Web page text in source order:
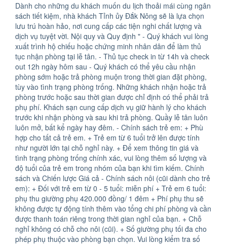
Dành cho những du khách muốn du lịch thoải mái cùng ngân
sách tiết kiệm, nhà khách Tỉnh ủy Đắk Nông sẽ là lựa chọn
lưu trú hoàn hảo, nơi cung cấp các tiện nghi chất lượng và
dịch vụ tuyệt vời. Nội quy và Quy định " - Quý khách vui lòng
xuất trình hộ chiếu hoặc chứng minh nhân dân để làm thủ
tục nhận phòng tại lễ tân. - Thủ tục check in từ 14h và check
out 12h ngày hôm sau - Quý khách có thể yêu cầu nhận
phòng sớm hoặc trả phòng muộn trong thời gian đặt phòng,
tùy vào tình trạng phòng trống. Những khách nhận hoặc trả
phòng trước hoặc sau thời gian được chỉ định có thể phải trả
phụ phí. Khách sạn cung cấp dịch vụ giữ hành lý cho khách
trước khi nhận phòng và sau khi trả phòng. Quầy lễ tân luôn
luôn mở, bất kể ngày hay đêm. - Chính sách trẻ em: + Phù
hợp cho tất cả trẻ em. + Trẻ em từ 6 tuổi trở lên được tính
như người lớn tại chỗ nghỉ này. + Để xem thông tin giá và
tình trạng phòng trống chính xác, vui lòng thêm số lượng và
độ tuổi của trẻ em trong nhóm của bạn khi tìm kiếm. Chính
sách và Chiến lược Giá cả - Chính sách nôi (cũi dành cho trẻ
em): + Đối với trẻ em từ 0 - 5 tuổi: miễn phí + Trẻ em 6 tuổi:
phụ thu giường phụ 420.000 đồng/ 1 đêm + Phí phụ thu sẽ
không được tự động tính thêm vào tổng chi phí phòng và cần
được thanh toán riêng trong thời gian nghỉ của bạn. + Chỗ
nghỉ không có chỗ cho nôi (cũi). + Số giường phụ tối đa cho
phép phụ thuộc vào phòng bạn chọn. Vui lòng kiểm tra số